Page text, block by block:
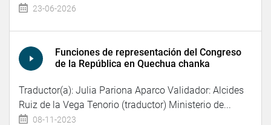
23-06-2026
Funciones de representación del Congreso
de la República en Quechua chanka
Traductor(a): Julia Pariona Aparco Validador: Alcides
Ruiz de la Vega Tenorio (traductor) Ministerio de...
08-11-2023